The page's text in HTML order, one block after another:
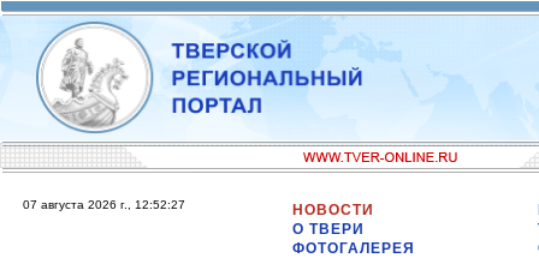
07 августа 2026 г., 12:52:27
НОВОСТИ
О ТВЕРИ
ФОТОГАЛЕРЕЯ